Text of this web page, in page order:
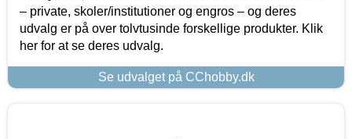
– private, skoler/institutioner og engros – og deres
udvalg er på over tolvtusinde forskellige produkter. Klik
her for at se deres udvalg.
Se udvalget på CChobby.dk